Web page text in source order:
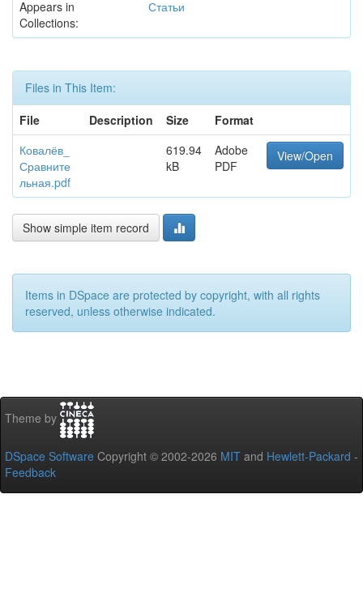
Appears in
Collections:
Статьи
Files in This Item:
File
Description Size
Format
Ковалёв_
Сравните
льная.pdf
619.94
kB
Adobe
PDF
View/Open
Show simple item record
Items in DSpace are protected by copyright, with all rights
reserved, unless otherwise indicated.
Theme by
DSpace Software Copyright © 2002-2026 MIT and Hewlett-Packard -
Feedback